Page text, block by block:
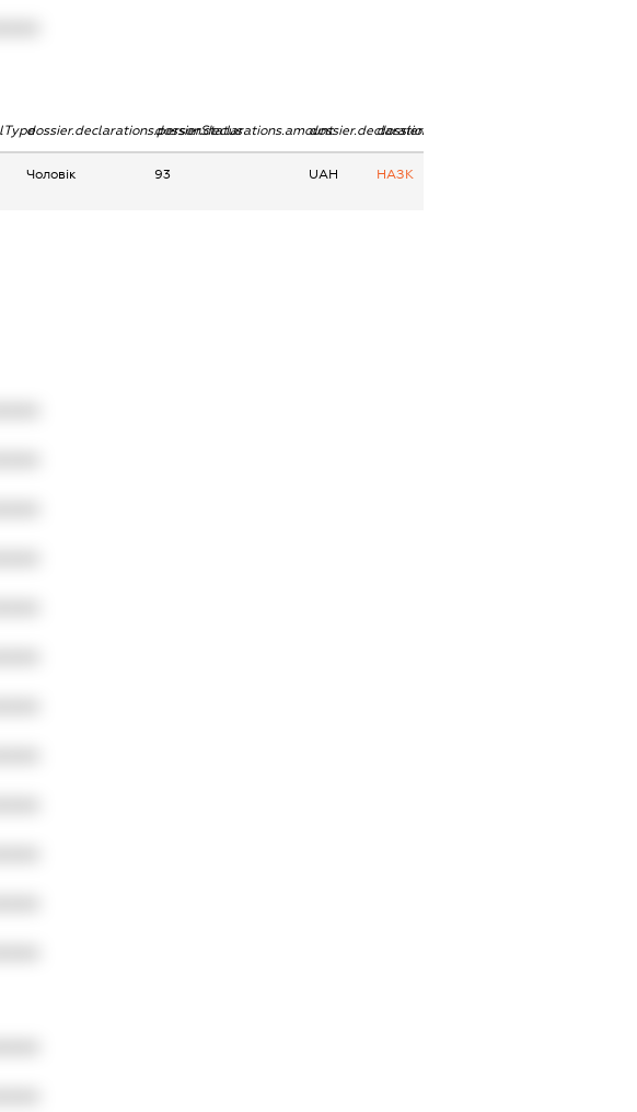
dossier.declarations.personStatusdossier.declarations.amountdossier.declarations.currency
dossier.declarations.source
Чоловік 93 UAH НАЗК